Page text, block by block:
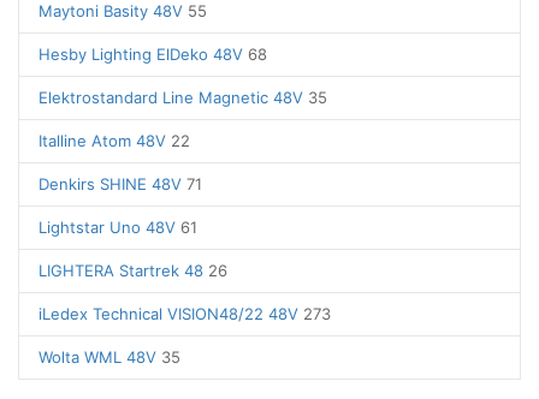
Maytoni Basity 48V 55
Hesby Lighting ElDeko 48V 68
Elektrostandard Line Magnetic 48V 35
Italline Atom 48V 22
Denkirs SHINE 48V 71
Lightstar Uno 48V 61
LIGHTERA Startrek 48 26
iLedex Technical VISION48/22 48V 273
Wolta WML 48V 35